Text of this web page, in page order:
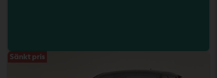
Sänkt pris